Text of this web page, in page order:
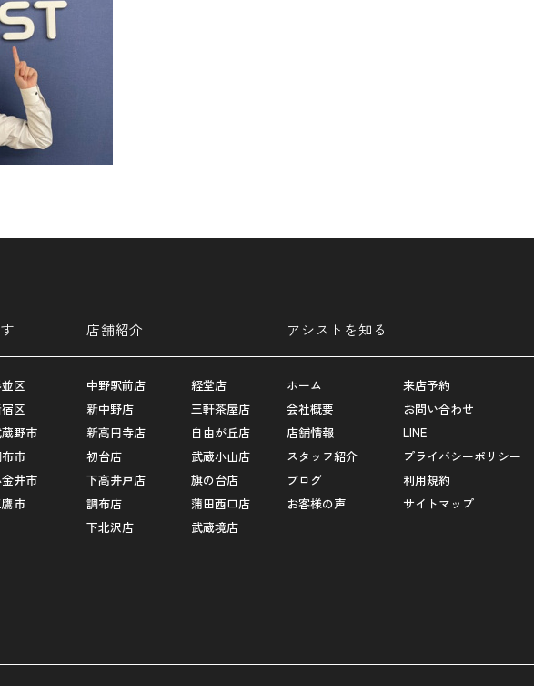
区
区
野市
市
井市
市
店舗紹介
中野駅前店
新中野店
新高円寺店
初台店
下高井戸店
調布店
下北沢店
経堂店
三軒茶屋店
自由が丘店
武蔵小山店
旗の台店
蒲田西口店
武蔵境店
アシストを知る
ホーム
会社概要
店舗情報
スタッフ紹介
ブログ
お客様の声
来店予約
お問い合わせ
LINE
プライバシーポリシー
利用規約
サイトマップ